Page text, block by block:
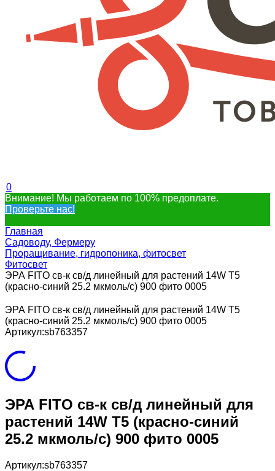
0
Внимание! Мы работаем по 100% предоплате.
Проверьте нас!
Главная
Садоводу, Фермеру
Проращивание, гидропоника, фитосвет
Фитосвет
ЭРА FITO св-к св/д линейный для растений 14W T5
(красно-синий 25.2 мкмоль/с) 900 фито 0005
ЭРА FITO св-к св/д линейный для растений 14W T5
(красно-синий 25.2 мкмоль/с) 900 фито 0005
Артикул:sb763357
ЭРА FITO св-к св/д линейный для
растений 14W T5 (красно-синий
25.2 мкмоль/с) 900 фито 0005
Артикул:sb763357